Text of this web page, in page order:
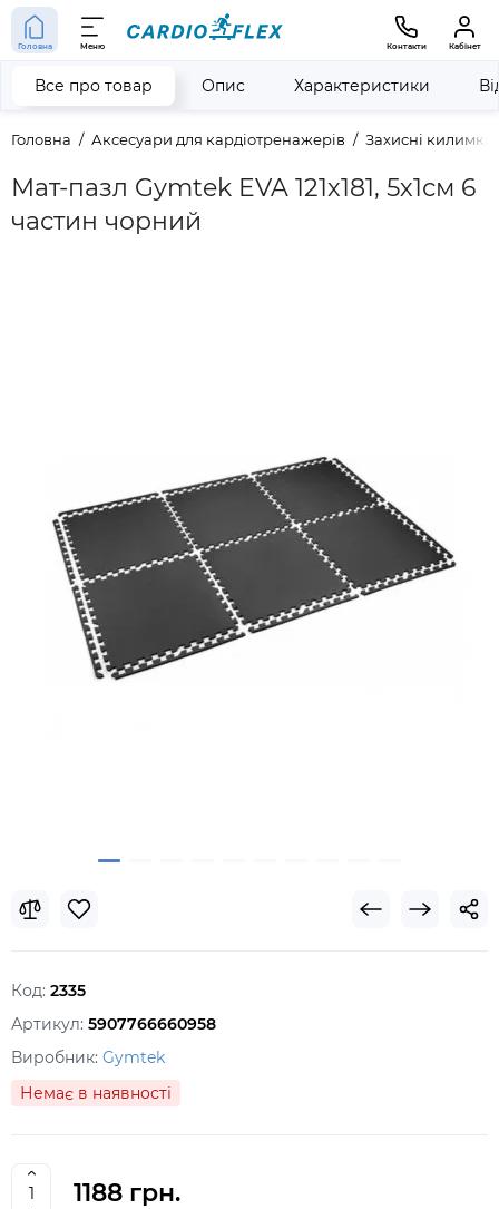
Головна Меню Контакти Кабінет
Головна Аксесуари для кардіотренажерів Захисні килимки
Мат-пазл Gymtek EVA 121х181, 5х1см 6
частин чорний
Все про товар Опис Характеристики
Код: 2335
Артикул: 5907766660958
Виробник: Gymtek
Немає в наявності
1188 грн.